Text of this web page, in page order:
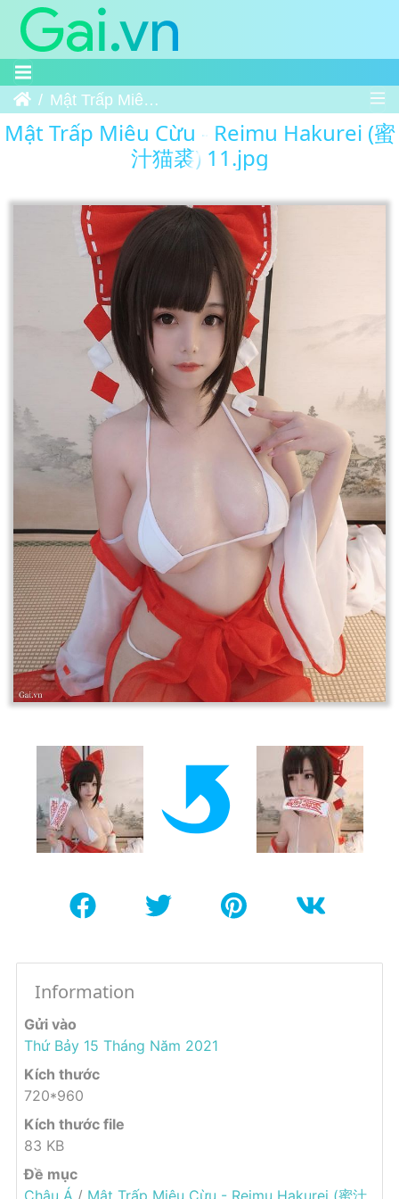
Trang chủMật Trấp Miêu Cừu - Reimu Hakurei (蜜汁猫裘) 11
Mật Trấp Miêu Cừu - Reimu Hakurei (蜜
汁猫裘) 11.jpg
Information
Gửi vào
Thứ Bảy 15 Tháng Năm 2021
Kích thước
720*960
Kích thước file
83 KB
Đề mục